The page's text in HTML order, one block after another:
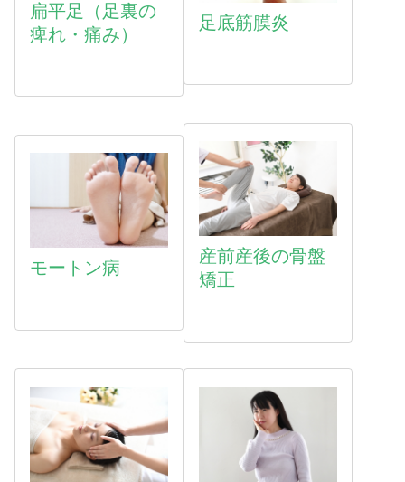
扁平足（足裏の
痺れ・痛み）
足底筋膜炎
モートン病
産前産後の骨盤
矯正